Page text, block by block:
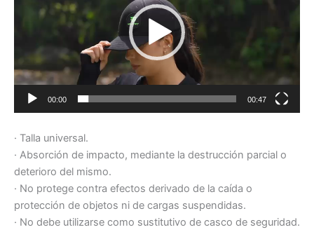
00:00 00:47
· Talla universal.
· Absorción de impacto, mediante la destrucción parcial o
deterioro del mismo.
· No protege contra efectos derivado de la caída o
protección de objetos ni de cargas suspendidas.
· No debe utilizarse como sustitutivo de casco de seguridad.